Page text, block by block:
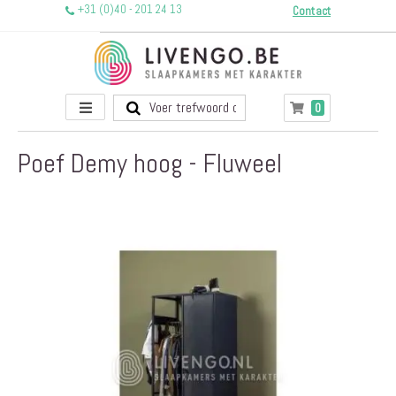
+31 (0)40 - 201 24 13 Contact
Toggle
Nav
Winkelwagen
0producten
Poef Demy hoog - Fluweel